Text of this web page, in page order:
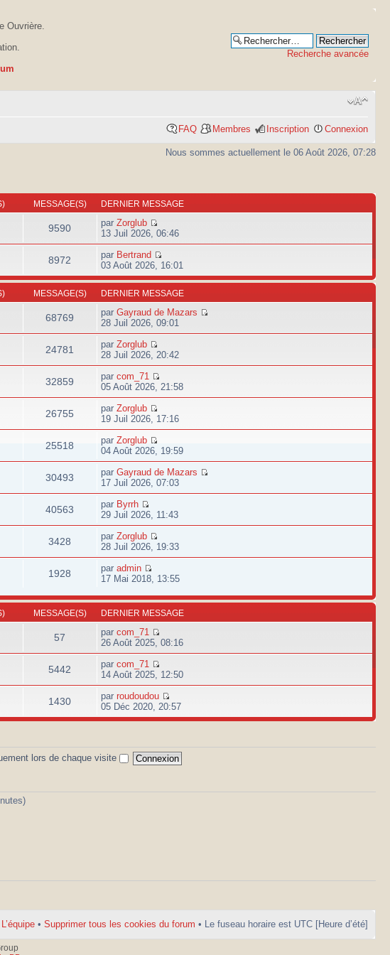
Ouvrière.
Recherche avancée
FAQ Membres Inscription Connexion
Nous sommes actuellement le 06 Août 2026, 07:28
MESSAGE(S) DERNIER MESSAGE
9590 parZorglub
13 Juil 2026, 06:46
8972 par Bertrand
03 Août 2026, 16:01
MESSAGE(S) DERNIER MESSAGE
68769 parGayraud de Mazars
28 Juil 2026, 09:01
24781 parZorglub
28 Juil 2026, 20:42
32859 parcom_71
05 Août 2026, 21:58
26755 parZorglub
19 Juil 2026, 17:16
25518 parZorglub
04 Août 2026, 19:59
30493 parGayraud de Mazars
17 Juil 2026, 07:03
40563 par Byrrh
29 Juil 2026, 11:43
3428 parZorglub
28 Juil 2026, 19:33
1928 paradmin
17 Mai 2018, 13:55
MESSAGE(S) DERNIER MESSAGE
57 parcom_71
26 Août 2025, 08:16
5442 parcom_71
14 Août 2025, 12:50
1430 parroudoudou
05 Déc 2020, 20:57
lors de chaque visite
L’équipe • Supprimer tous les cookies du forum • Le fuseau horaire est UTC [Heure d’été]